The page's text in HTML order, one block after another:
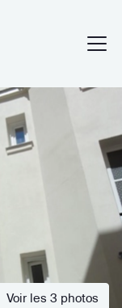
Voir les 3 photos